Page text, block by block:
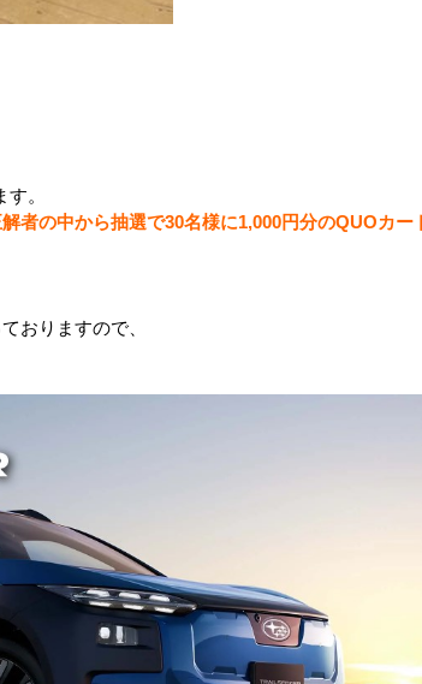
。
者の中から抽選で30名様に1,000円分のQUOカー
おりますので、